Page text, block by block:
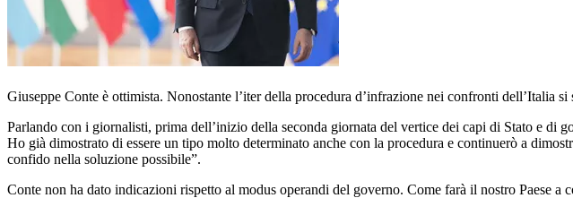
Giuseppe Conte è ottimista. Nonostante l’iter della procedura d’infrazione nei confronti dell’Italia
Parlando con i giornalisti, prima dell’inizio della seconda giornata del vertice dei capi di Stato e di
Ho già dimostrato di essere un tipo molto determinato anche con la procedura e continuerò a
confido nella soluzione possibile”.
Conte non ha dato indicazioni rispetto al modus operandi del governo. Come farà il nostro Paese